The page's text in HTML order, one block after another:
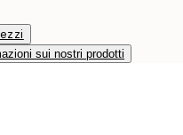
sui nostri prodotti